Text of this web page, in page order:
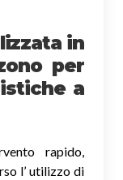
in
per
a
rapido,
l’ utilizzo di